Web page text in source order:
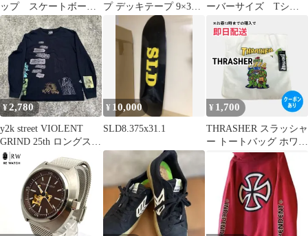
ップ スケートボー
ド デッキテープ 専
用箱梱包発送
プ デッキテープ 9×33
専用箱梱包発送
ーバーサイズ Tシャ
ツKOREA製
¥2,780
y2k street VIOLENT
GRIND 25th ロングスリ
ーブT
¥ 10,000
SLD8.375x31.1
¥ 1,700
THRASHER スラッシャ
ー トートバッグ ホワイ
ト メンズ レディース